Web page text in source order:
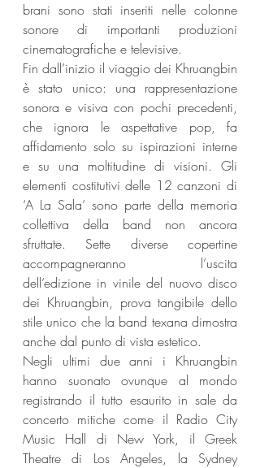
brani sono stati inseriti nelle colonne
sonore di importanti produzioni
cinematografiche e televisive.
Fin dall’inizio il viaggio dei Khruangbin
è stato unico: una rappresentazione
sonora e visiva con pochi precedenti,
che ignora le aspettative pop, fa
affidamento solo su ispirazioni interne
e su una moltitudine di visioni. Gli
elementi costitutivi delle 12 canzoni di
‘A La Sala’ sono parte della memoria
collettiva della band non ancora
sfruttate. Sette diverse copertine
accompagneranno l’uscita
dell’edizione in vinile del nuovo disco
dei Khruangbin, prova tangibile dello
stile unico che la band texana dimostra
anche dal punto di vista estetico.
Negli ultimi due anni i Khruangbin
hanno suonato ovunque al mondo
registrando il tutto esaurito in sale da
concerto mitiche come il Radio City
Music Hall di New York, il Greek
Theatre di Los Angeles, la Sydney